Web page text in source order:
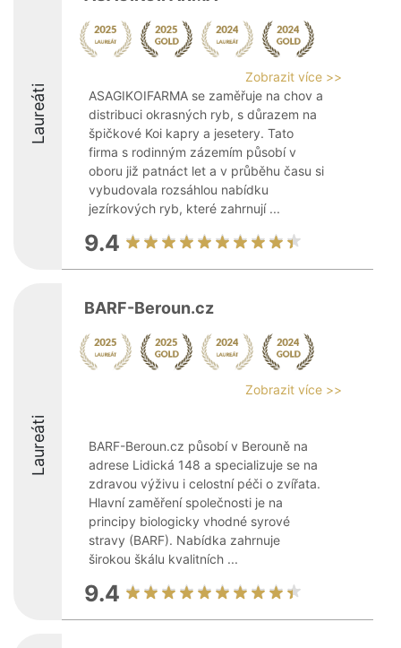
Laureáti
Zobrazit více >>
ASAGIKOIFARMA se zaměřuje na chov a
distribuci okrasných ryb, s důrazem na
špičkové Koi kapry a jesetery. Tato
firma s rodinným zázemím působí v
oboru již patnáct let a v průběhu času si
vybudovala rozsáhlou nabídku
jezírkových ryb, které zahrnují ...
9.4
Laureáti
BARF-Beroun.cz
Zobrazit více >>
BARF-Beroun.cz působí v Berouně na
adrese Lidická 148 a specializuje se na
zdravou výživu i celostní péči o zvířata.
Hlavní zaměření společnosti je na
principy biologicky vhodné syrové
stravy (BARF). Nabídka zahrnuje
širokou škálu kvalitních ...
9.4